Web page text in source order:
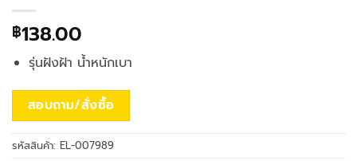
฿138.00
รุ่นฝังฝ้า น้ำหนักเบา
สอบถาม/สั่งซื้อ
รหัสสินค้า: EL-007989